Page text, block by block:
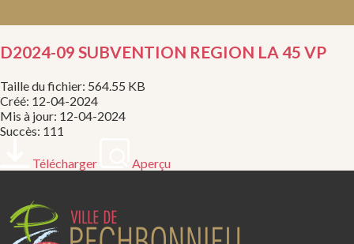
D2024-09 SUBVENTION REGION LA 45 VP
Taille du fichier: 564.55 KB
Créé: 12-04-2024
Mis à jour: 12-04-2024
Succès: 111
Télécharger Aperçu